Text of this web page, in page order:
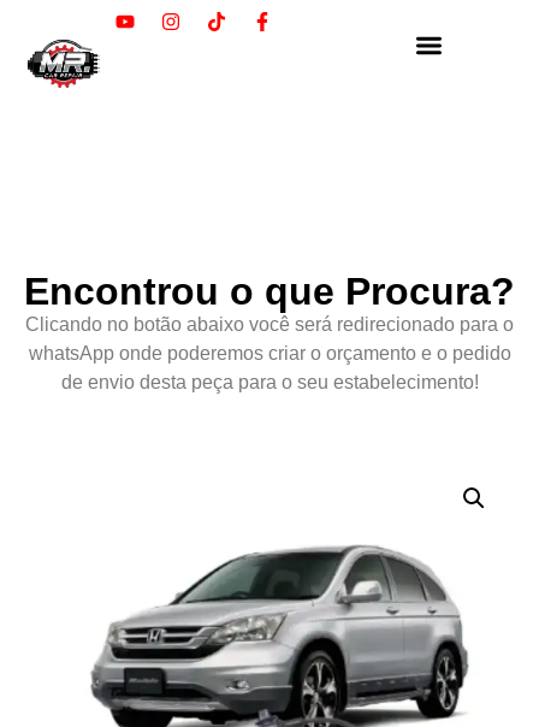
Encontrou o que Procura?
Clicando no botão abaixo você será redirecionado para o
whatsApp onde poderemos criar o orçamento e o pedido
de envio desta peça para o seu estabelecimento!